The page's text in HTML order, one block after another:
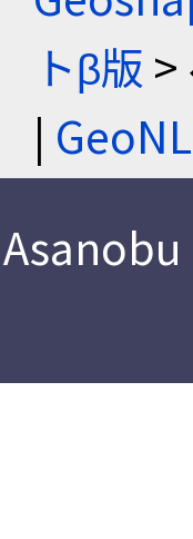
トβ版 >
|
Asanobu